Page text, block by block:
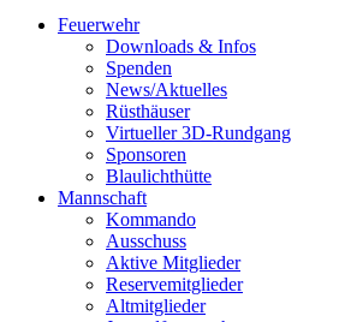
Feuerwehr
Downloads & Infos
Spenden
News/Aktuelles
Rüsthäuser
Virtueller 3D-Rundgang
Sponsoren
Blaulichthütte
Mannschaft
Kommando
Ausschuss
Aktive Mitglieder
Reservemitglieder
Altmitglieder